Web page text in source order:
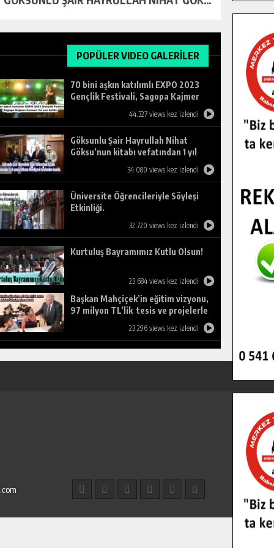
POPÜLER VIDEO GALERİLER
70 bini aşkın katılımlı EXPO 2023
Gençlik Festivali, Sagopa Kajmer
44.327 views kez izlendi
Göksunlu Şair Hayrullah Nihat
Göksu’nun kitabı vefatından 1 yıl
sonra Göksun Belediyesi tarafından
34.080 views kez izlendi
Üniversite Öğrencileriyle Söyleşi
Etkinliği.
32.720 views kez izlendi
Kurtuluş Bayramımız Kutlu Olsun!
23.684 views kez izlendi
Başkan Mahçiçek’in eğitim vizyonu,
97 milyon TL’lik tesis ve projelerle
23.296 views kez izlendi